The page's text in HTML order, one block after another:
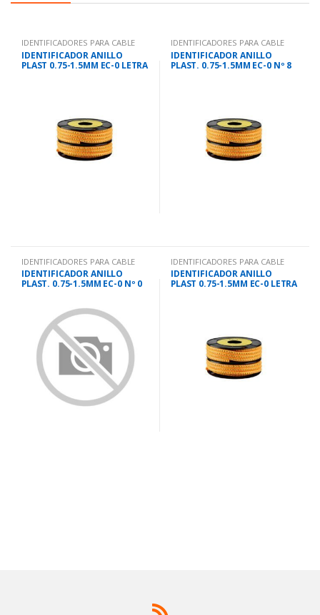
IDENTIFICADORES PARA CABLE
IDENTIFICADOR ANILLO
PLAST 0.75-1.5MM EC-0 LETRA
IDENTIFICADORES PARA CABLE
IDENTIFICADOR ANILLO
PLAST. 0.75-1.5MM EC-0 Nº 8
IDENTIFICADORES PARA CABLE
IDENTIFICADOR ANILLO
PLAST. 0.75-1.5MM EC-0 Nº 0
IDENTIFICADORES PARA CABLE
IDENTIFICADOR ANILLO
PLAST 0.75-1.5MM EC-0 LETRA